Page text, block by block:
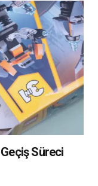
Geçiş Süreci